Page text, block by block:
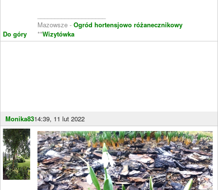
Do góry
Mazowsze - Ogród hortensjowo różanecznikowy
**Wizytówka
Monika8314:39, 11 lut 2022